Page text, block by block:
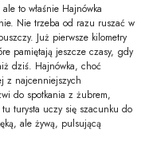
to właśnie Hajnówka
Nie trzeba od razu ruszać w
Już pierwsze kilometry
pamiętają jeszcze czasy, gdy
dziś. Hajnówka, choć
z najcenniejszych
do spotkania z żubrem,
turysta uczy się szacunku do
ale żywą, pulsującą